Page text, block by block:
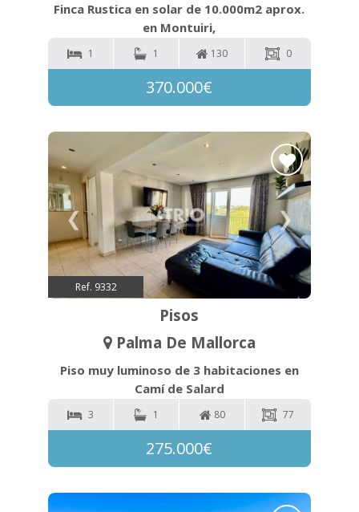
Finca Rustica en solar de 10.000m2 aprox.
en Montuiri,
1 1 130 0
370.000€
❮ ❯
Ref. 9332
Pisos
Palma De Mallorca
Piso muy luminoso de 3 habitaciones en
Camí de Salard
3 1 80 77
275.000€